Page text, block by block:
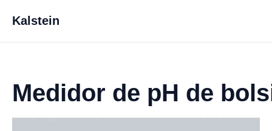
Kalstein
Medidor de pH de